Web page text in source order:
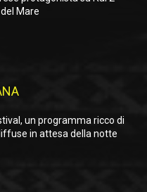
Mare
un programma ricco di
in attesa della notte